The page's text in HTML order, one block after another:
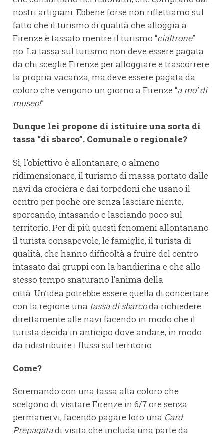
nostri artigiani. Ebbene forse non riflettiamo sul
fatto che il turismo di qualità che alloggia a
Firenze è tassato mentre il turismo “cialtrone”
no. La tassa sul turismo non deve essere pagata
da chi sceglie Firenze per alloggiare e trascorrere
la propria vacanza, ma deve essere pagata da
coloro che vengono un giorno a Firenze “a mo’ di
museo!”
Dunque lei propone di istituire una sorta di
tassa “di sbarco”. Comunale o regionale?
Sì, l'obiettivo è allontanare, o almeno
ridimensionare, il turismo di massa portato dalle
navi da crociera e dai torpedoni che usano il
centro per poche ore senza lasciare niente,
sporcando, intasando e lasciando poco sul
territorio. Per di più questi fenomeni allontanano
il turista consapevole, le famiglie, il turista di
qualità, che hanno difficoltà a fruire del centro
intasato dai gruppi con la bandierina e che allo
stesso tempo snaturano l’anima della
città. Un’idea potrebbe essere quella di concertare
con la regione una tassa di sbarcoda richiedere
direttamente alle navi facendo in modo che il
turista decida in anticipo dove andare, in modo
da ridistribuire i flussi sul territorio
Come?
Scremando con una tassa alta coloro che
scelgono di visitare Firenze in 6/7 ore senza
permanervi, facendo pagare loro una Card
Prepagatadi visita che includa una parte da